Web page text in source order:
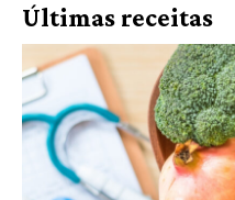
Últimas receitas